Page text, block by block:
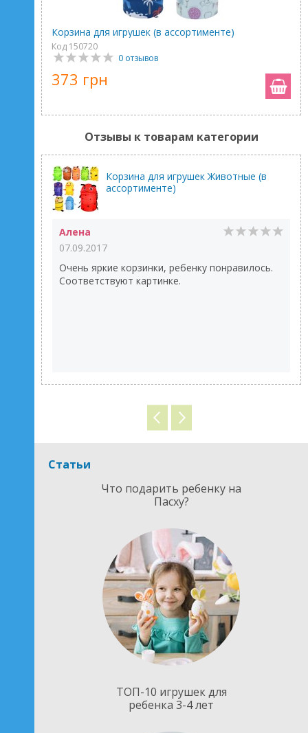
Корзина для игрушек (в ассортименте)
Код 150720
0 отзывов
373 грн
Отзывы к товарам категории
Корзина для игрушек Животные (в
ассортименте)
Алена
07.09.2017
Очень яркие корзинки, ребенку понравилось.
Соответствуют картинке.
Статьи
Что подарить ребенку на
Пасху?
ТОП-10 игрушек для
ребенка 3-4 лет